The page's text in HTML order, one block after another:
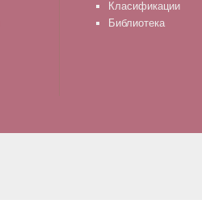
Класификации
Библиотека